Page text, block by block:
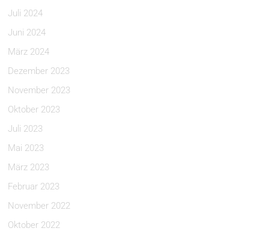
Juli 2024
Juni 2024
März 2024
Dezember 2023
November 2023
Oktober 2023
Juli 2023
Mai 2023
März 2023
Februar 2023
November 2022
Oktober 2022